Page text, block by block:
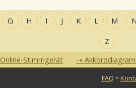
G H I J K L M N
Z
Online-Stimmgerät
FAQ •